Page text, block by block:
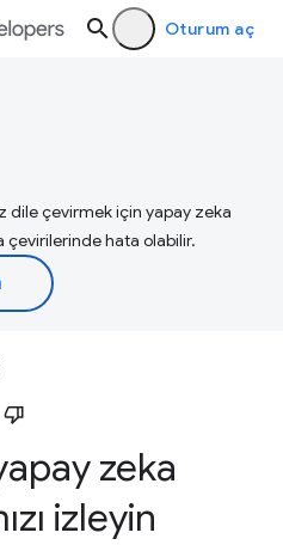
Oturum aç
dile çevirmek için yapay zeka
çevirilerinde hata olabilir.
zeka
izleyin